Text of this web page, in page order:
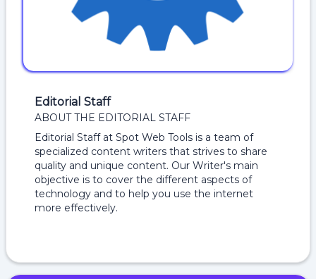
Editorial Staff
ABOUT THE EDITORIAL STAFF
Editorial Staff at Spot Web Tools is a team of
specialized content writers that strives to share
quality and unique content. Our Writer's main
objective is to cover the different aspects of
technology and to help you use the internet
more effectively.